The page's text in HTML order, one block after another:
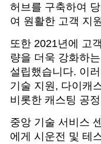
허브를 구축하여
여 원활한 고객 지
또한 2021년에 고
량을 더욱 강화하
설립했습니다. 이
기술 지원, 다이캐
비롯한 캐스팅 공
중앙 기술 서비스
에게 시운전 및 테